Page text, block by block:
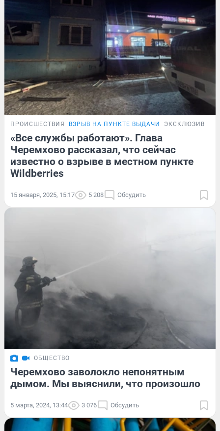
ПРОИСШЕСТВИЯ ВЗРЫВ НА ПУНКТЕ ВЫДАЧИ ЭКСКЛЮЗИВ
«Все службы работают». Глава
Черемхово рассказал, что сейчас
известно о взрыве в местном пункте
Wildberries
15 января, 2025, 15:17 5 208 Обсудить
ОБЩЕСТВО
Черемхово заволокло непонятным
дымом. Мы выяснили, что произошло
5 марта, 2024, 13:44 3 076 Обсудить